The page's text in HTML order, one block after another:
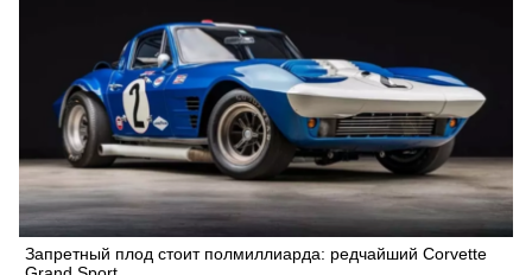
Запретный плод стоит полмиллиарда: редчайший Corvette